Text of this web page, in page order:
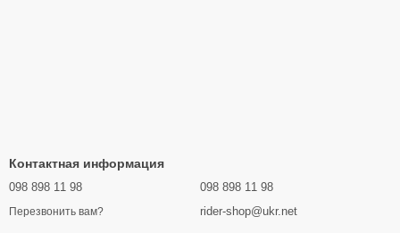
Контактная информация
098 898 11 98
Перезвонить вам?
098 898 11 98
rider-shop@ukr.net